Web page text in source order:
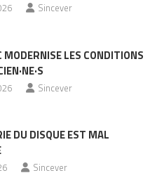
Sincever
MODERNISE LES CONDITIONS
Sincever
DU DISQUE EST MAL
Sincever